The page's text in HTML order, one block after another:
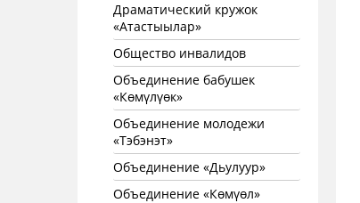
Драматический кружок
«Атастыылар»
Общество инвалидов
Объединение бабушек
«Көмүлүөк»
Объединение молодежи
«Тэбэнэт»
Объединение «Дьулуур»
Объединение «Көмүөл»